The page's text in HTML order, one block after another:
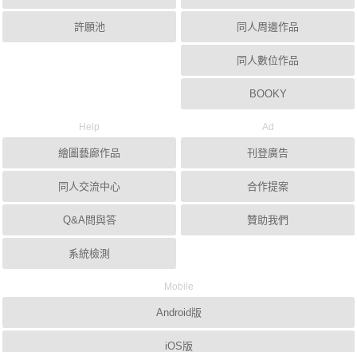
許願池 同人周邊作品
同人數位作品
BOOKY
Help
繪圖藝廊作品
同人交流中心
Q&A問與答
系統檢測
Ad
刊登廣告
合作提案
贊助我們
Mobile
Android版
iOS版